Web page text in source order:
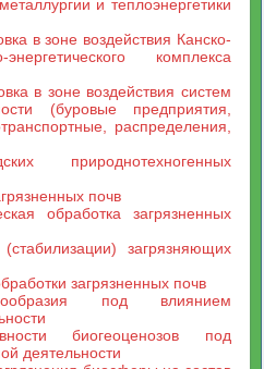
и теплоэнергетики
в зоне воздействия Канско-
комплекса
в зоне воздействия систем
(буровые предприятия,
распределения,
природнотехногенных
почв
обработка загрязненных
загрязняющих
загрязненных почв
под влиянием
биогеоценозов под
деятельности